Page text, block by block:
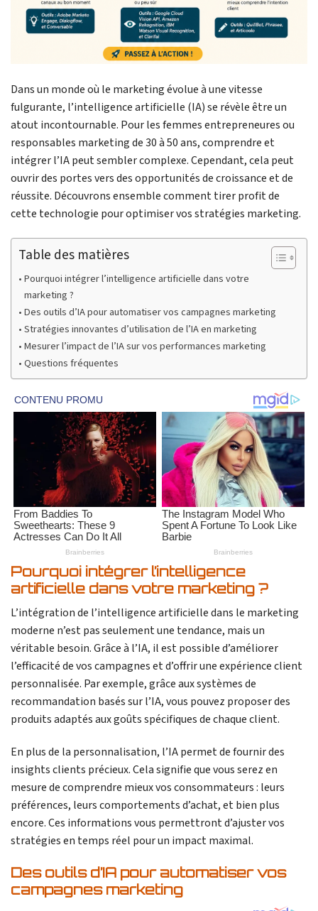
Dans un monde où le marketing évolue à une vitesse
fulgurante, l’intelligence artificielle (IA) se révèle être un
atout incontournable. Pour les femmes entrepreneures ou
responsables marketing de 30 à 50 ans, comprendre et
intégrer l’IA peut sembler complexe. Cependant, cela peut
ouvrir des portes vers des opportunités de croissance et de
réussite. Découvrons ensemble comment tirer profit de
cette technologie pour optimiser vos stratégies marketing.
Table des matières
Pourquoi intégrer l’intelligence artificielle dans votre
marketing ?
Des outils d’IA pour automatiser vos campagnes marketing
Stratégies innovantes d’utilisation de l’IA en marketing
Mesurer l’impact de l’IA sur vos performances marketing
Questions fréquentes
Pourquoi intégrer l’intelligence
artificielle dans votre marketing ?
L’intégration de l’intelligence artificielle dans le marketing
moderne n’est pas seulement une tendance, mais un
véritable besoin. Grâce à l’IA, il est possible d’améliorer
l’efficacité de vos campagnes et d’offrir une expérience client
personnalisée. Par exemple, grâce aux systèmes de
recommandation basés sur l’IA, vous pouvez proposer des
produits adaptés aux goûts spécifiques de chaque client.
En plus de la personnalisation, l’IA permet de fournir des
insights clients précieux. Cela signifie que vous serez en
mesure de comprendre mieux vos consommateurs : leurs
préférences, leurs comportements d’achat, et bien plus
encore. Ces informations vous permettront d’ajuster vos
stratégies en temps réel pour un impact maximal.
Des outils d’IA pour automatiser vos
campagnes marketing